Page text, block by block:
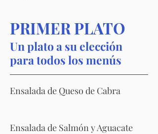
PRIMER PLATO
Un plato a su elección
para todos los menús
Ensalada de Queso de Cabra
Ensalada de Salmón y Aguacate